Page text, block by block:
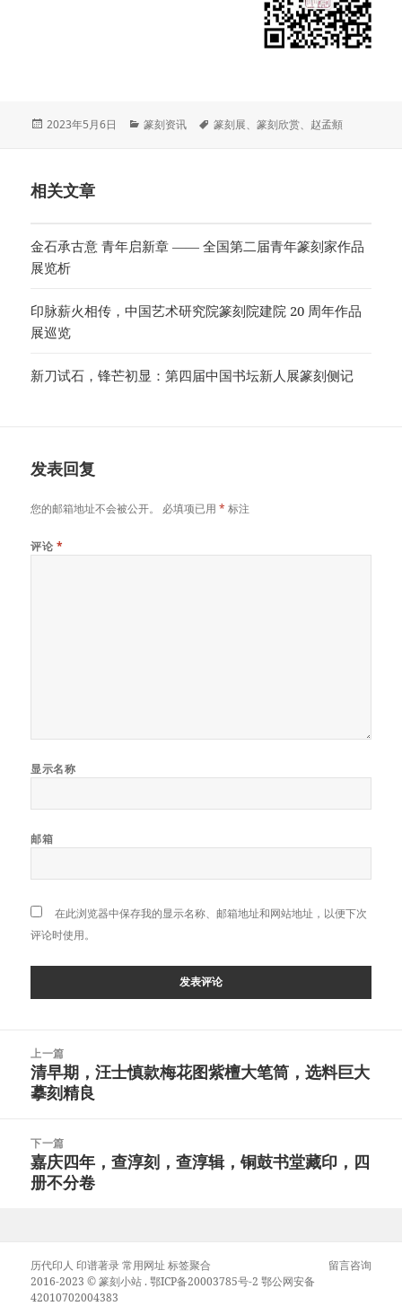
发
2023年5月6日
分
篆刻资讯
标
篆刻展、篆刻欣赏、 赵孟頫
相关文章
金石承古意 青年启新章 —— 全国第二届青年篆刻家作品
展览析
印脉薪火相传，中国艺术研究院篆刻院建院 20 周年作品
展巡览
新刀试石，锋芒初显：第四届中国书坛新人展篆刻侧记
发表回复
您的邮箱地址不会被公开。 必填项已用* 标注
评论 *
显示名称
邮箱
在此浏览器中保存我的显示名称、邮箱地址和网站地址，以便下次
评论时使用。
上一篇
上
篇
章：
清早期，汪士慎款梅花图紫檀大笔筒，选料巨大
摹刻精良
下一篇
下
篇
嘉庆四年，查淳刻，查淳辑，铜鼓书堂藏印，四
册不分卷
历代印人 印谱著录 常用网址 标签聚合
留言咨询
2016-2023 ©篆刻小站 .鄂ICP备20003785号-2 鄂公网安备
42010702004383